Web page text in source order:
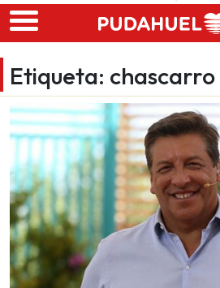
Skip to main content
Etiqueta: chascarro